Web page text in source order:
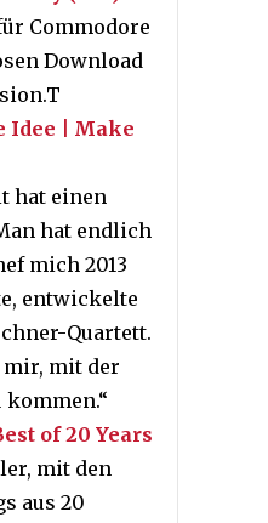
Commodore
Download
Idee | Make
hat einen
hat endlich
mich 2013
entwickelte
Quartett.
mir, mit der
of 20 Years
mit den
aus 20